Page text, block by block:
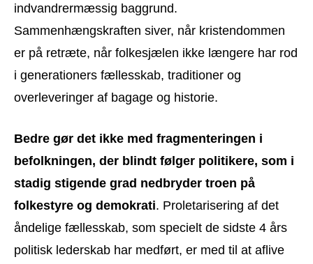
indvandrermæssig baggrund.
Sammenhængskraften siver, når kristendommen
er på retræte, når folkesjælen ikke længere har rod
i generationers fællesskab, traditioner og
overleveringer af bagage og historie.
Bedre gør det ikke med fragmenteringen i
befolkningen, der blindt følger politikere, som i
stadig stigende grad nedbryder troen på
folkestyre og demokrati. Proletarisering af det
åndelige fællesskab, som specielt de sidste 4 års
politisk lederskab har medført, er med til at aflive